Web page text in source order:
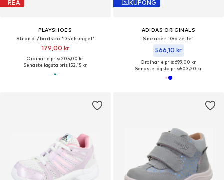
REA
PLAYSHOES
Strand-/badsko 'Dschungel'
179,00 kr
Ordinarie pris: 205,00 kr
Senaste lägsta pris:152,15 kr
KUPONG
ADIDAS ORIGINALS
Sneaker 'Gazelle'
566,10 kr
Ordinarie pris: 699,00 kr
Senaste lägsta pris:503,20 kr